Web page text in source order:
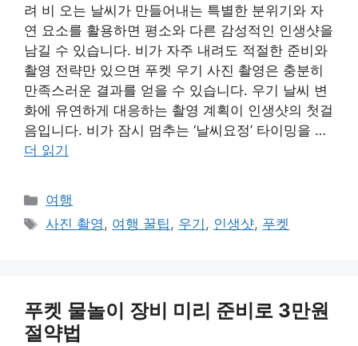
려 비 오는 날씨가 만들어내는 특별한 분위기와 자
연 요소를 활용하면 평소와 다른 감성적인 인생샷을
남길 수 있습니다. 비가 자주 내려도 적절한 준비와
촬영 전략만 있으면 푸켓 우기 사진 촬영은 충분히
만족스러운 결과를 얻을 수 있습니다. 우기 날씨 변
화에 유연하게 대응하는 촬영 계획이 인생샷의 첫걸
음입니다. 비가 잠시 멈추는 ‘날씨요정’ 타이밍을 …
더 읽기
카
테
여행
태
사진 촬영, 여행 꿀팁, 우기 , 인생샷, 푸켓
푸켓 물놀이 장비 미리 준비로 3만원
절약법